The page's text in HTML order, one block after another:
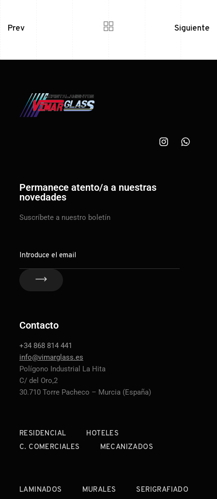
Prev Siguiente
Permanece atento/a a nuestras
novedades
Suscríbete a nuestro boletín
Contacto
+34 868 814 441
info@vimarglass.es
Polígono Industrial La Hita
C/ del Oro,2
30.710 Torre Pacheco – Murcia (España)
RESIDENCIAL
HOTELES
C. COMERCIALES
MECANIZADOS
LAMINADOS MURALES SERIGRAFIADO